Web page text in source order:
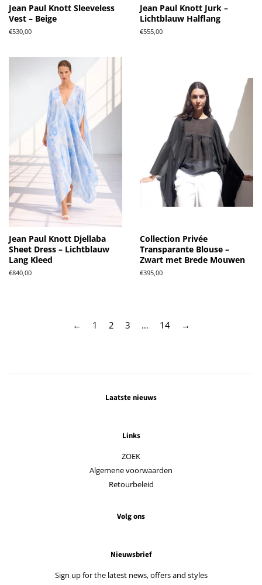
Jean Paul Knott Sleeveless
Vest – Beige
Normale
€530,00
Jean Paul Knott Jurk –
Lichtblauw Halflang
Normale
€555,00
Jean Paul Knott Djellaba
Sheet Dress – Lichtblauw
Lang Kleed
Normale
€840,00
Collection Privée
Transparante Blouse –
Zwart met Brede Mouwen
Normale
€395,00
← 1 2 3 … 14 →
Laatste nieuws
Links
ZOEK
Algemene voorwaarden
Retourbeleid
Volg ons
Nieuwsbrief
Sign up for the latest news, offers and styles